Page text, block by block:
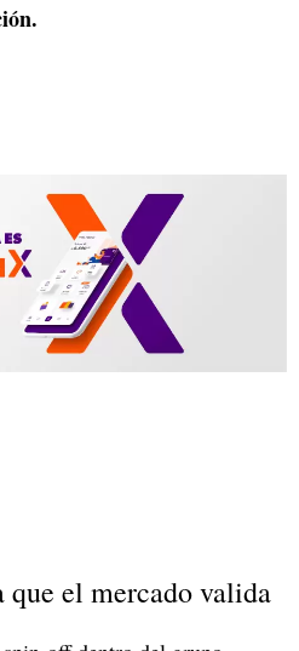
que el mercado valida